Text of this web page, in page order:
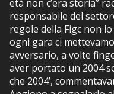
età non c’era storia”
responsabile del
regole della Figc non
ogni gara ci
avversario, a volte
aver portato un 2004
che 2004’,